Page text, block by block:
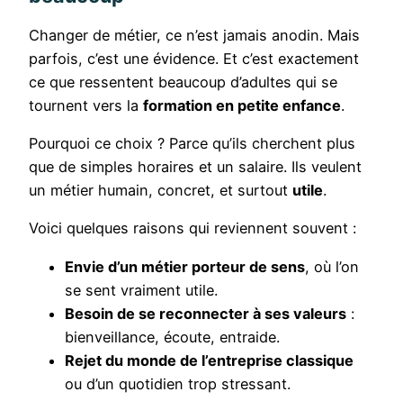
Changer de métier, ce n’est jamais anodin. Mais
parfois, c’est une évidence. Et c’est exactement
ce que ressentent beaucoup d’adultes qui se
tournent vers la formation en petite enfance.
Pourquoi ce choix ? Parce qu’ils cherchent plus
que de simples horaires et un salaire. Ils veulent
un métier humain, concret, et surtout utile.
Voici quelques raisons qui reviennent souvent :
Envie d’un métier porteur de sens, où l’on
se sent vraiment utile.
Besoin de se reconnecter à ses valeurs :
bienveillance, écoute, entraide.
Rejet du monde de l’entreprise classique
ou d’un quotidien trop stressant.